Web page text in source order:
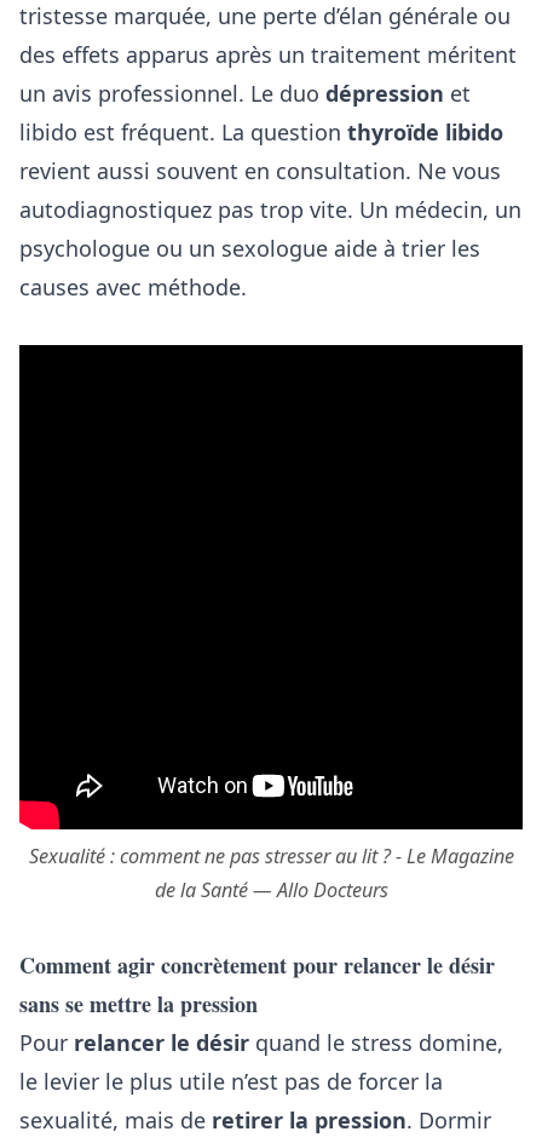
tristesse marquée, une perte d’élan générale ou
des effets apparus après un traitement méritent
un avis professionnel. Le duo dépression et
libido est fréquent. La question thyroïde libido
revient aussi souvent en consultation. Ne vous
autodiagnostiquez pas trop vite. Un médecin, un
psychologue ou un sexologue aide à trier les
causes avec méthode.
Sexualité : comment ne pas stresser au lit ? - Le Magazine
de la Santé — Allo Docteurs
Comment agir concrètement pour relancer le désir
sans se mettre la pression
Pour relancer le désir quand le stress domine,
le levier le plus utile n’est pas de forcer la
sexualité, mais de retirer la pression. Dormir